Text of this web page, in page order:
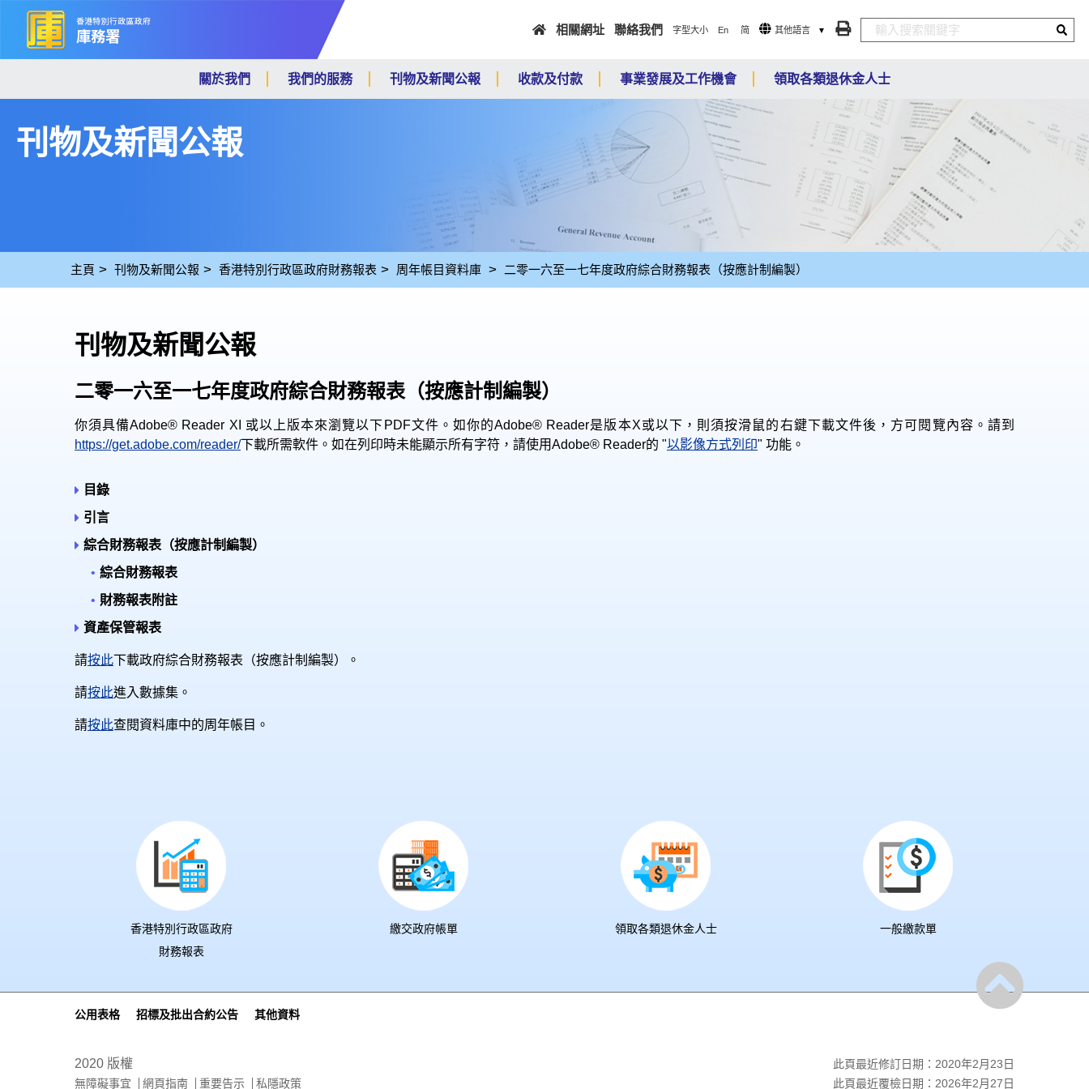
相關網址
聯絡我們 字型大小 En 简 其他語言
關於我們 我們的服務 刊物及新聞公報 收款及付款 事業發展及工作機會 領取各類退休金人士
刊物及新聞公報
主頁 刊物及新聞公報 香港特別行政區政府財務報表 周年帳目資料庫 二零一六至一七年度政府綜合財務報表（按應計制編製）
刊物及新聞公報
二零一六至一七年度政府綜合財務報表（按應計制編製）
你須具備Adobe® Reader XI 或以上版本來瀏覽以下PDF文件。如你的Adobe® Reader是版本X或以下，則須按滑鼠的右鍵下載文件後，方可閱覽內容。請到
https://get.adobe.com/reader/ 下載所需軟件。如在列印時未能顯示所有字符，請使用Adobe® Reader的 "以影像方式列印" 功能。
目錄
引言
綜合財務報表（按應計制編製）
綜合財務報表
財務報表附註
資產保管報表
請按此 下載政府綜合財務報表（按應計制編製）。
請按此進入數據集。
請按此查閱資料庫中的周年帳目。
香港特別行政區政府
財務報表
繳交政府帳單 領取各類退休金人士 一般繳款單
公用表格 招標及批出合約公告 其他資料
2020 版權
無障礙事宜 網頁指南 重要告示 私隱政策
此頁最近修訂日期：2020年2月23日
此頁最近覆檢日期：2026年2月27日